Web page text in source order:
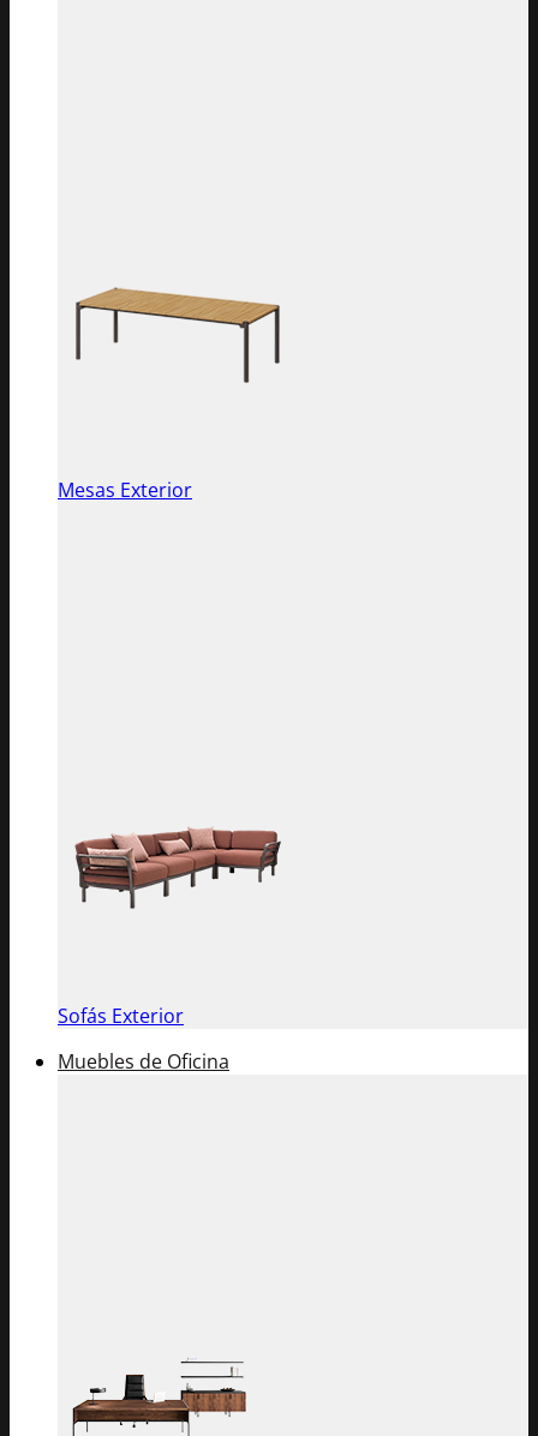
Mesas Exterior
Sofás Exterior
Muebles de Oficina